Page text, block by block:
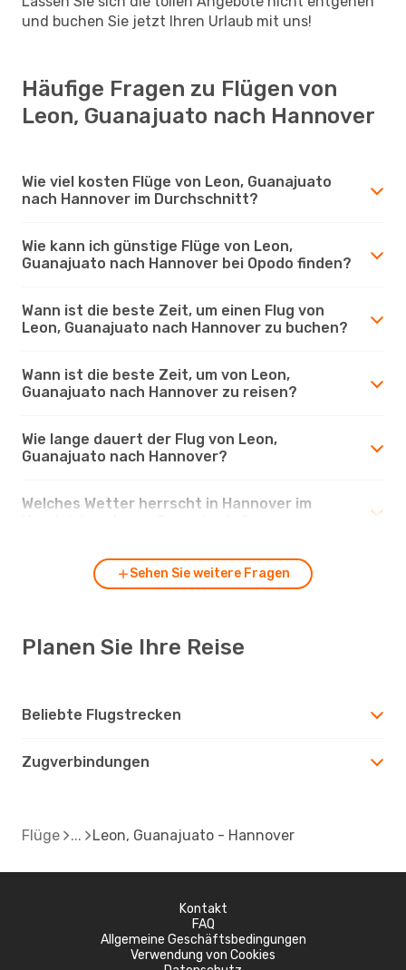
und buchen Sie jetzt Ihren Urlaub mit uns!
Häufige Fragen zu Flügen von
Leon, Guanajuato nach Hannover
Wie viel kosten Flüge von Leon, Guanajuato
nach Hannover im Durchschnitt?
Wie kann ich günstige Flüge von Leon,
Guanajuato nach Hannover bei Opodo finden?
Wann ist die beste Zeit, um einen Flug von
Leon, Guanajuato nach Hannover zu buchen?
Wann ist die beste Zeit, um von Leon,
Guanajuato nach Hannover zu reisen?
Wie lange dauert der Flug von Leon,
Guanajuato nach Hannover?
Welches Wetter herrscht in Hannover im
Sehen Sie weitere Fragen
Planen Sie Ihre Reise
Beliebte Flugstrecken
Zugverbindungen
Flüge Leon, Guanajuato - Hannover
Kontakt
FAQ
Allgemeine Geschäftsbedingungen
Verwendung von Cookies